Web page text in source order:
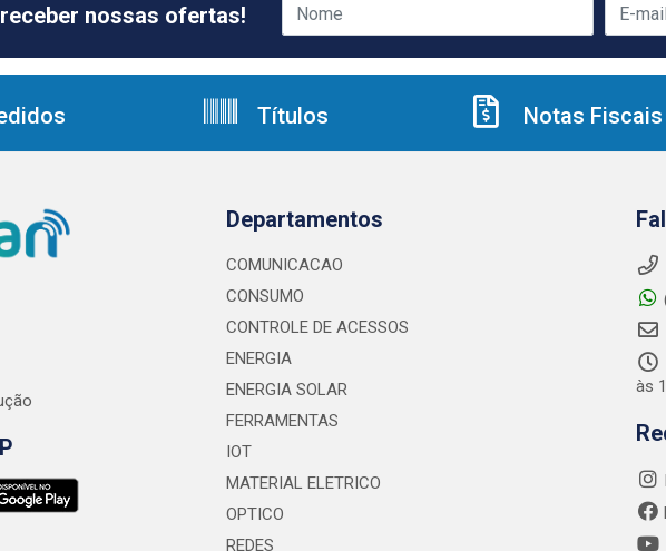
nossas ofertas!
Títulos Notas Fiscais
Departamentos
COMUNICACAO
CONSUMO
CONTROLE DE ACESSOS
ENERGIA
ENERGIA SOLAR
FERRAMENTAS
IOT
MATERIAL ELETRICO
OPTICO
REDES
às